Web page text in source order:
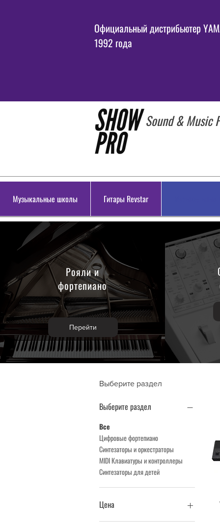
Официальный дистрибьютер
1992 года
Sound & Music
Музыкальные школы Гитары Revstar
Рояли и
фортепиано
Перейти
Выберите раздел
Выберите раздел
Все
Цифровые фортепиано
Синтезаторы и оркестраторы
MIDI Клавиатуры и контроллеры
Синтезаторы для детей
Цена